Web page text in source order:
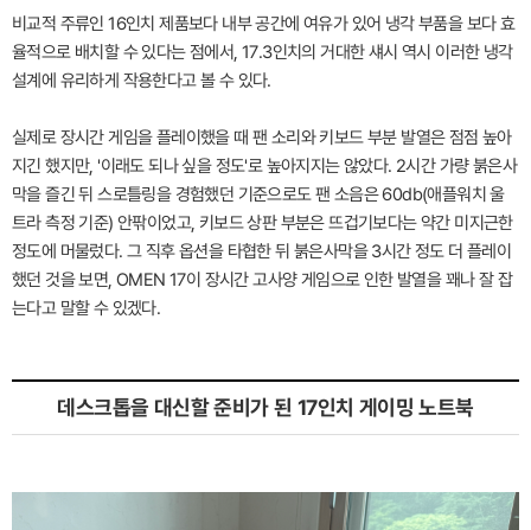
비교적 주류인 16인치 제품보다 내부 공간에 여유가 있어 냉각 부품을 보다 효
율적으로 배치할 수 있다는 점에서, 17.3인치의 거대한 섀시 역시 이러한 냉각
설계에 유리하게 작용한다고 볼 수 있다.
실제로 장시간 게임을 플레이했을 때 팬 소리와 키보드 부분 발열은 점점 높아
지긴 했지만, '이래도 되나 싶을 정도'로 높아지지는 않았다. 2시간 가량 붉은사
막을 즐긴 뒤 스로틀링을 경험했던 기준으로도 팬 소음은 60db(애플워치 울
트라 측정 기준) 안팎이었고, 키보드 상판 부분은 뜨겁기보다는 약간 미지근한
정도에 머물렀다. 그 직후 옵션을 타협한 뒤 붉은사막을 3시간 정도 더 플레이
했던 것을 보면, OMEN 17이 장시간 고사양 게임으로 인한 발열을 꽤나 잘 잡
는다고 말할 수 있겠다.
데스크톱을 대신할 준비가 된 17인치 게이밍 노트북